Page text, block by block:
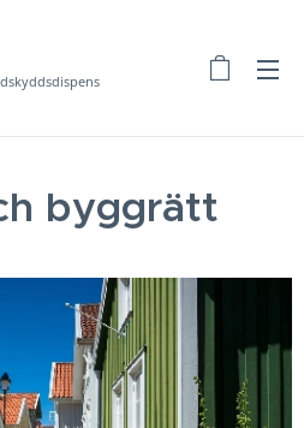
byggrätt